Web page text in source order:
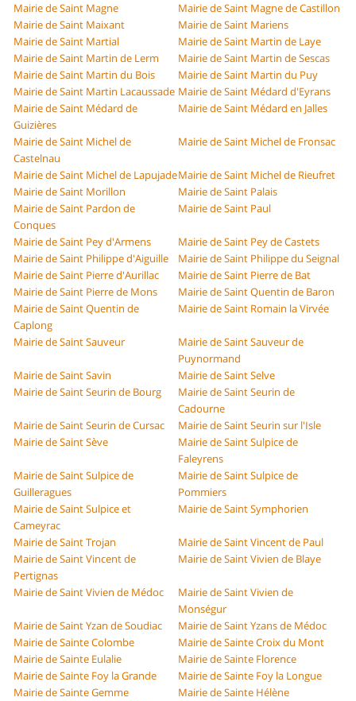
Mairie de Saint Magne
Mairie de Saint Magne de Castillon
Mairie de Saint Maixant
Mairie de Saint Mariens
Mairie de Saint Martial
Mairie de Saint Martin de Laye
Mairie de Saint Martin de Lerm
Mairie de Saint Martin de Sescas
Mairie de Saint Martin du Bois
Mairie de Saint Martin du Puy
Mairie de Saint Martin Lacaussade Mairie de Saint Médard d'Eyrans
Mairie de Saint Médard de
Guizières
Mairie de Saint Médard en Jalles
Mairie de Saint Michel de
Castelnau
Mairie de Saint Michel de Fronsac
Mairie de Saint Michel de LapujadeMairie de Saint Michel de Rieufret
Mairie de Saint Morillon
Mairie de Saint Palais
Mairie de Saint Pardon de
Conques
Mairie de Saint Paul
Mairie de Saint Pey d'Armens
Mairie de Saint Pey de Castets
Mairie de Saint Philippe d'Aiguille
Mairie de Saint Philippe du Seignal
Mairie de Saint Pierre d'Aurillac
Mairie de Saint Pierre de Bat
Mairie de Saint Pierre de Mons
Mairie de Saint Quentin de Baron
Mairie de Saint Quentin de
Caplong
Mairie de Saint Romain la Virvée
Mairie de Saint Sauveur
Mairie de Saint Sauveur de
Puynormand
Mairie de Saint Savin
Mairie de Saint Selve
Mairie de Saint Seurin de Bourg
Mairie de Saint Seurin de
Cadourne
Mairie de Saint Seurin de Cursac
Mairie de Saint Seurin sur l'Isle
Mairie de Saint Sève
Mairie de Saint Sulpice de
Faleyrens
Mairie de Saint Sulpice de
Guilleragues
Mairie de Saint Sulpice de
Pommiers
Mairie de Saint Sulpice et
Cameyrac
Mairie de Saint Symphorien
Mairie de Saint Trojan
Mairie de Saint Vincent de Paul
Mairie de Saint Vincent de
Pertignas
Mairie de Saint Vivien de Blaye
Mairie de Saint Vivien de Médoc
Mairie de Saint Vivien de
Monségur
Mairie de Saint Yzan de Soudiac
Mairie de Saint Yzans de Médoc
Mairie de Sainte Colombe
Mairie de Sainte Croix du Mont
Mairie de Sainte Eulalie
Mairie de Sainte Florence
Mairie de Sainte Foy la Grande
Mairie de Sainte Foy la Longue
Mairie de Sainte Gemme
Mairie de Sainte Hélène